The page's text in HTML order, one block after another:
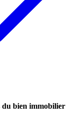
du bien immobilier